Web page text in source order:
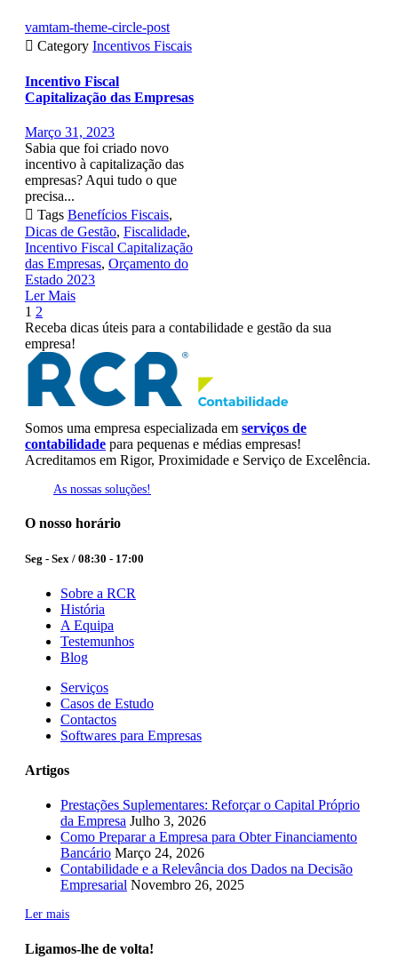
vamtam-theme-circle-post
 Category Incentivos Fiscais
Incentivo Fiscal
Capitalização das Empresas
Março 31, 2023
Sabia que foi criado novo
incentivo à capitalização das
empresas? Aqui tudo o que
precisa...
 Tags Benefícios Fiscais,
Dicas de Gestão, Fiscalidade,
Incentivo Fiscal Capitalização
das Empresas, Orçamento do
Estado 2023
Ler Mais
Page
1
of
2
1 2
Receba dicas úteis para a contabilidade e gestão da sua
empresa!
Somos uma empresa especializada em serviços de
contabilidade para pequenas e médias empresas!
Acreditamos em Rigor, Proximidade e Serviço de Excelência.
As nossas soluções!
O nosso horário
Seg - Sex / 08:30 - 17:00
Sobre a RCR
História
A Equipa
Testemunhos
Blog
Serviços
Casos de Estudo
Contactos
Softwares para Empresas
Artigos
Prestações Suplementares: Reforçar o Capital Próprio
da Empresa Julho 3, 2026
Como Preparar a Empresa para Obter Financiamento
Bancário Março 24, 2026
Contabilidade e a Relevância dos Dados na Decisão
Empresarial Novembro 26, 2025
Ler mais
Ligamos-lhe de volta!